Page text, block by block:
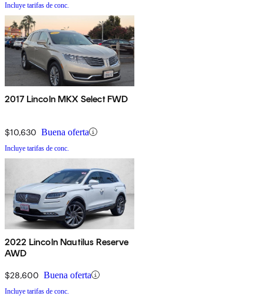
Incluye tarifas de conc.
2017 Lincoln MKX Select FWD
$10,630 Buena oferta
Incluye tarifas de conc.
2022 Lincoln Nautilus Reserve
AWD
$28,600 Buena oferta
Incluye tarifas de conc.